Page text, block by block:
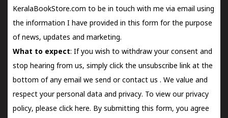
KeralaBookStore.com to be in touch with me via email using
the information I have provided in this form for the purpose
of news, updates and marketing.
What to expect: If you wish to withdraw your consent and
stop hearing from us, simply click the unsubscribe link at the
bottom of any email we send orcontact us . We value and
respect your personal data and privacy. To view our privacy
policy, please click here. By submitting this form, you agree